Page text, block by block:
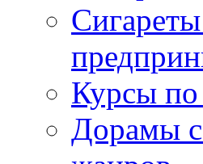
Курсы по
Дорамы с